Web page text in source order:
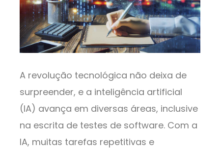
A revolução tecnológica não deixa de
surpreender, e a inteligência artificial
(IA) avança em diversas áreas, inclusive
na escrita de testes de software. Com a
IA, muitas tarefas repetitivas e